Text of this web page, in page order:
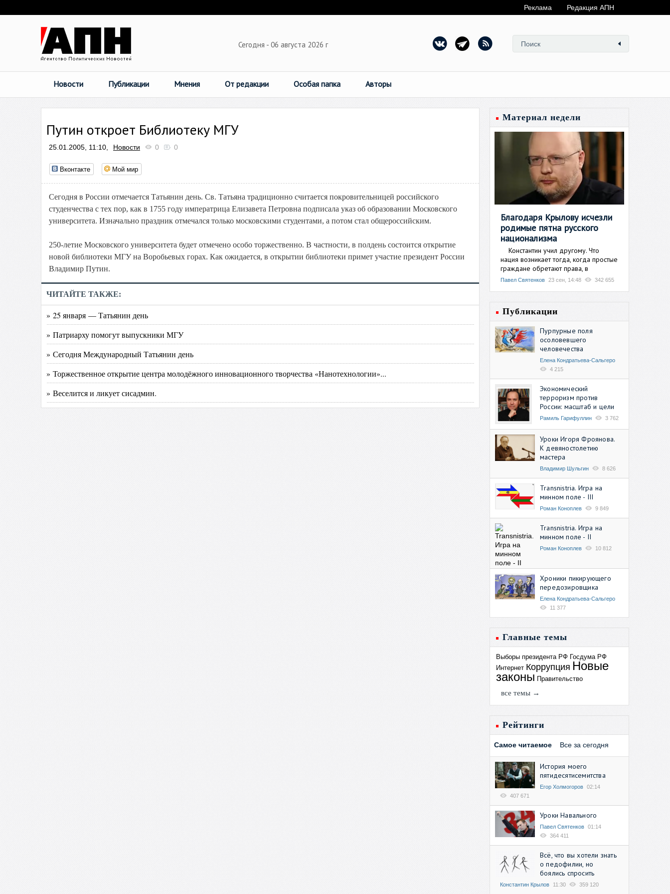
Реклама Редакция АПН
Сегодня - 06 августа 2026 г
Новости Публикации Мнения От редакции Особая папка Авторы
Путин откроет Библиотеку МГУ
25.01.2005, 11:10, Новости 0 0
Вконтакте Мой мир
Сегодня в России отмечается Татьянин день. Св. Татьяна традиционно считается покровительницей российского
студенчества с тех пор, как в 1755 году императрица Елизавета Петровна подписала указ об образовании Московского
университета. Изначально праздник отмечался только московскими студентами, а потом стал общероссийским.
250-летие Московского университета будет отмечено особо торжественно. В частности, в полдень состоится открытие
новой библиотеки МГУ на Воробьевых горах. Как ожидается, в открытии библиотеки примет участие президент России
Владимир Путин.
ЧИТАЙТЕ ТАКЖЕ:
» 25 января — Татьянин день
» Патриарху помогут выпускники МГУ
» Сегодня Международный Татьянин день
» Торжественное открытие центра молодёжного инновационного творчества «Нанотехнологии»...
» Веселится и ликует сисадмин.
Материал недели
Благодаря Крылову исчезли
родимые пятна русского
национализма
Константин учил другому. Что
нация возникает тогда, когда простые
граждане обретают права, в
Павел Святенков 23 сен, 14:48 342 655
Публикации
Пурпурные поля
осоловевшего
человечества
Елена Кондратьева-Сальгеро
4 215
Экономический
терроризм против
России: масштаб и цели
Рамиль Гарифуллин 3 762
Уроки Игоря Фроянова.
К девяностолетию
мастера
Владимир Шульгин 8 626
Transnistria. Игра на
минном поле - III
Роман Коноплев 9 849
Transnistria. Игра на
минном поле - II
Роман Коноплев 10 812
Хроники пикирующего
передозировщика
Елена Кондратьева-Сальгеро
11 377
Главные темы
Выборы президента РФ Госдума РФ
Интернет Коррупция Новые
законы Правительство
все темы →
Рейтинги
Самое читаемое Все за сегодня
История моего
пятидесятисемитства
Егор Холмогоров 02:14
407 671
Уроки Навального
Павел Святенков 01:14
364 411
Всё, что вы хотели знать
о педофилии, но
боялись спросить
Константин Крылов 11:30 359 120